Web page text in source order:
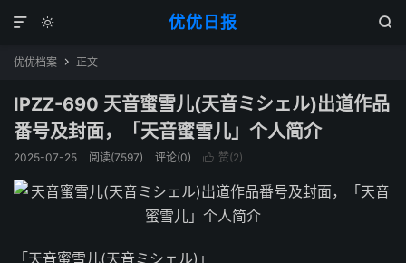
优优日报
 

优优档案  正文
IPZZ-690 天音蜜雪儿(天音ミシェル)出道作品
番号及封面，「天音蜜雪儿」个人简介
2025-07-25 阅读(7597) 评论(0)  赞(2)
「天音蜜雪儿(天音ミシェル)」